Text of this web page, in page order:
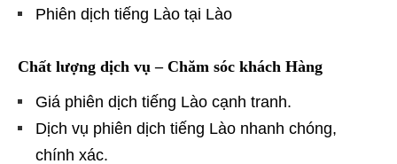
Phiên dịch tiếng Lào tại Lào
Chất lượng dịch vụ – Chăm sóc khách Hàng
Giá phiên dịch tiếng Lào cạnh tranh.
Dịch vụ phiên dịch tiếng Lào nhanh chóng,
chính xác.